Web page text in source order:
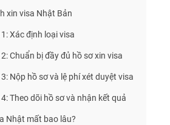
xin visa Nhật Bản
Xác định loại visa
Chuẩn bị đầy đủ hồ sơ xin visa
Nộp hồ sơ và lệ phí xét duyệt visa
Theo dõi hồ sơ và nhận kết quả
Nhật mất bao lâu?